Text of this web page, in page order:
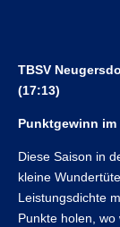
TBSV
(17:13)
Punktgewinn im
Diese Saison in
kleine
Leistungsdichte
Punkte holen,